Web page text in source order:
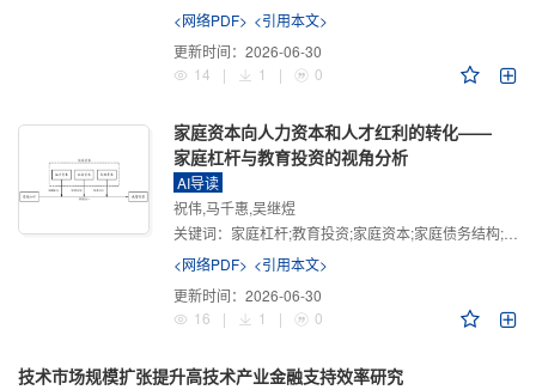
<网络PDF> <引用本文>
更新时间： 2026-06-30
14
| 1 | 0
家庭资本向人力资本和人才红利的转化——
家庭杠杆与教育投资的视角分析
AI导读
祝伟,马千惠,吴继煜
关键词： 家庭杠杆;教育投资;家庭资本;家庭债务结构;CHFS
<网络PDF> <引用本文>
更新时间： 2026-06-30
16
| 1 | 0
技术市场规模扩张提升高技术产业金融支持效率研究